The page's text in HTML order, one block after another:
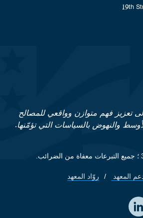
تعزيز فهم متوازن وواقعي للمصالح
والنهوض بالسياسات التي تؤمّنها.
المعهد روّاد المعهد
The Washington
The Washington
The Washington Institute on
The Washington Institute on LinkedIn